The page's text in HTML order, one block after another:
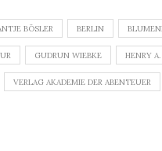
BÖSLER BERLIN
GUDRUN WIEBKE HENRY
VERLAG AKADEMIE DER ABENTEUER